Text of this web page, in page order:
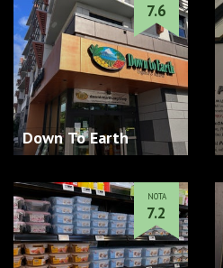
Down To Earth
7.6
NOTA
7.2